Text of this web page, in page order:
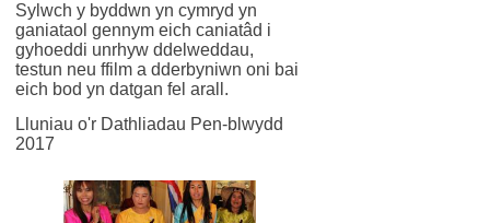
Sylwch y byddwn yn cymryd yn
ganiataol gennym eich caniatâd i
gyhoeddi unrhyw ddelweddau,
testun neu ffilm a dderbyniwn oni bai
eich bod yn datgan fel arall.
Lluniau o'r Dathliadau Pen-blwydd
2017